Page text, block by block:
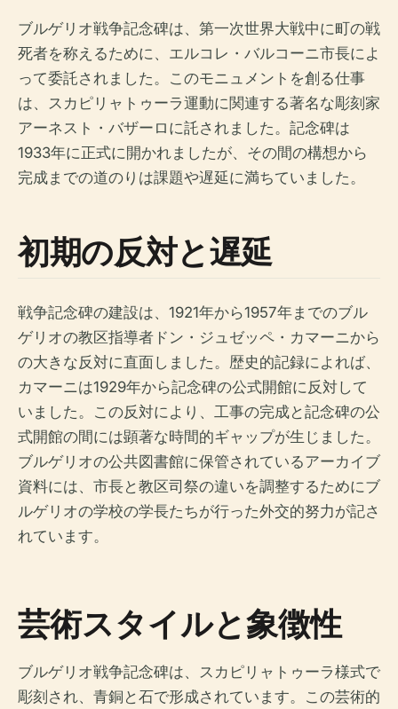
ブルゲリオ戦争記念碑は、第一次世界大戦中に町の戦
死者を称えるために、エルコレ・バルコーニ市長によ
って委託されました。このモニュメントを創る仕事
は、スカピリャトゥーラ運動に関連する著名な彫刻家
アーネスト・バザーロに託されました。記念碑は
1933年に正式に開かれましたが、その間の構想から
完成までの道のりは課題や遅延に満ちていました。
初期の反対と遅延
戦争記念碑の建設は、1921年から1957年までのブル
ゲリオの教区指導者ドン・ジュゼッペ・カマーニから
の大きな反対に直面しました。歴史的記録によれば、
カマーニは1929年から記念碑の公式開館に反対して
いました。この反対により、工事の完成と記念碑の公
式開館の間には顕著な時間的ギャップが生じました。
ブルゲリオの公共図書館に保管されているアーカイブ
資料には、市長と教区司祭の違いを調整するためにブ
ルゲリオの学校の学長たちが行った外交的努力が記さ
れています。
芸術スタイルと象徴性
ブルゲリオ戦争記念碑は、スカピリャトゥーラ様式で
彫刻され、青銅と石で形成されています。この芸術的